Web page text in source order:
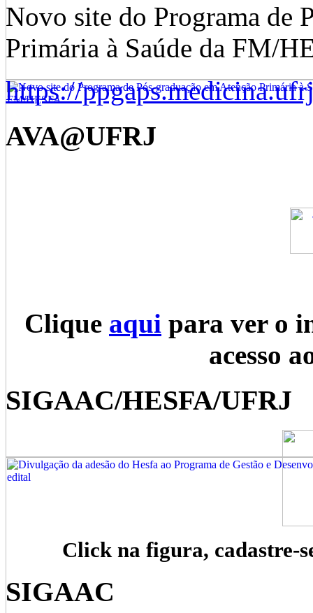
Novo site do Programa de
Primária à Saúde da FM/
https://
AVA@UFRJ
Clique aqui para ver o
acesso
SIGAAC/HESFA/UFRJ
Click na figura, cadastre-
SIGAAC